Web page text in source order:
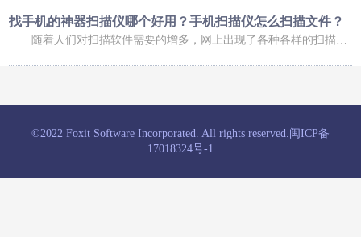
找手机的神器扫描仪哪个好用？手机扫描仪怎么扫描文件？
©2022 Foxit Software Incorporated. All rights reserved.闽ICP备
17018324号-1